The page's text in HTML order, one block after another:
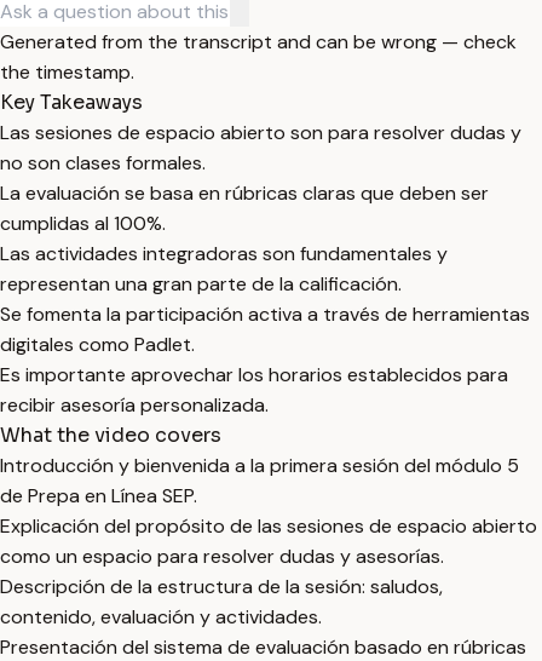
Generated from the transcript and can be wrong — check
the timestamp.
Key Takeaways
Las sesiones de espacio abierto son para resolver dudas y
no son clases formales.
La evaluación se basa en rúbricas claras que deben ser
cumplidas al 100%.
Las actividades integradoras son fundamentales y
representan una gran parte de la calificación.
Se fomenta la participación activa a través de herramientas
digitales como Padlet.
Es importante aprovechar los horarios establecidos para
recibir asesoría personalizada.
What the video covers
Introducción y bienvenida a la primera sesión del módulo 5
de Prepa en Línea SEP.
Explicación del propósito de las sesiones de espacio abierto
como un espacio para resolver dudas y asesorías.
Descripción de la estructura de la sesión: saludos,
contenido, evaluación y actividades.
Presentación del sistema de evaluación basado en rúbricas